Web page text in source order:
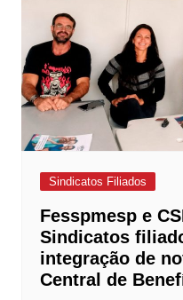
Sindicatos Filiados
Fesspmesp e
Sindicatos
integração de
Central de